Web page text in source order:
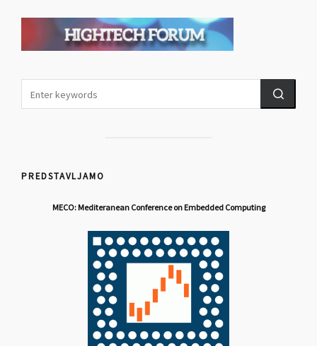
PREDSTAVLJAMO
MECO: Mediteranean Conference on Embedded Computing